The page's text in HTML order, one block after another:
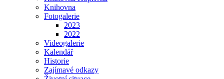
Knihovna
Fotogalerie
2023
2022
Videogalerie
Kalendář
Historie
Zajímavé odkazy